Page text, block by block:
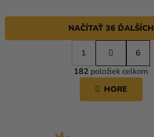
O
V
L
Á
NAČÍTAŤ 36 ĎALŠÍCH
S
t
r
á
k
o
1
6
182 položiek celkom
HORE